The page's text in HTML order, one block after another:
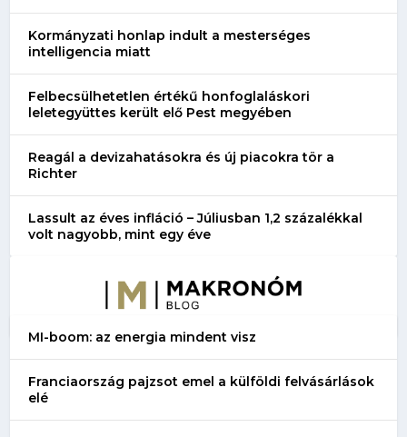
Kormányzati honlap indult a mesterséges
intelligencia miatt
Felbecsülhetetlen értékű honfoglaláskori
leletegyüttes került elő Pest megyében
Reagál a devizahatásokra és új piacokra tör a
Richter
Lassult az éves infláció – Júliusban 1,2 százalékkal
volt nagyobb, mint egy éve
MI-boom: az energia mindent visz
Franciaország pajzsot emel a külföldi felvásárlások
elé